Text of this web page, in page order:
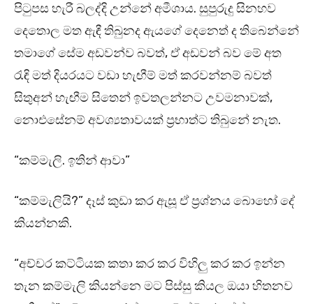
පිටුපස හැරී බලද්දි උන්නේ අමීශාය. සුපුරුදු සිනහව
දෙතොල මත ඇඳී තිබුනද ඇයගේ දෙනෙත් ද තිබෙන්නේ
තමාගේ සේම අඩවන්ව බවත්, ඒ අඩවන් බව මේ අත
රැඳි මත් දියරයට වඩා හැඟීම් මත් කරවන්නම් බවත්
සිතුඅන් හැඟීම සිතෙන් ඉවතලන්නට උවමනාවක්,
නොඑසේනම් අවශ්‍යතාවයක් ප්‍රභාත්ට තිබුනේ නැත.
“කම්මැලි. ඉතින් ආවා”
“කම්මැලියි?” දෑස් කුඩා කර ඇසූ ඒ ප්‍රශ්නය බොහෝ දේ
කියන්නකි.
“අච්චර කට්ටියක කතා කර කර විහිලු කර කර ඉන්න
තැන කම්මැලි කියන්නෙ මට පිස්සු කියල ඔයා හිතනව